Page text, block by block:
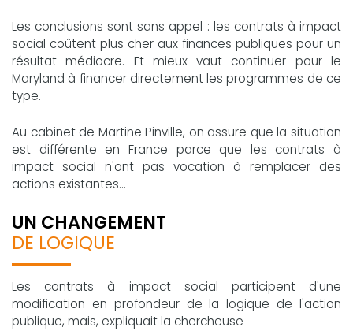
Les conclusions sont sans appel : les contrats à impact
social coûtent plus cher aux finances publiques pour un
résultat médiocre. Et mieux vaut continuer pour le
Maryland à financer directement les programmes de ce
type.
Au cabinet de Martine Pinville, on assure que la situation
est différente en France parce que les contrats à
impact social n'ont pas vocation à remplacer des
actions existantes...
UN CHANGEMENT
DE LOGIQUE
Les contrats à impact social participent d'une
modification en profondeur de la logique de l'action
publique, mais, expliquait la chercheuse